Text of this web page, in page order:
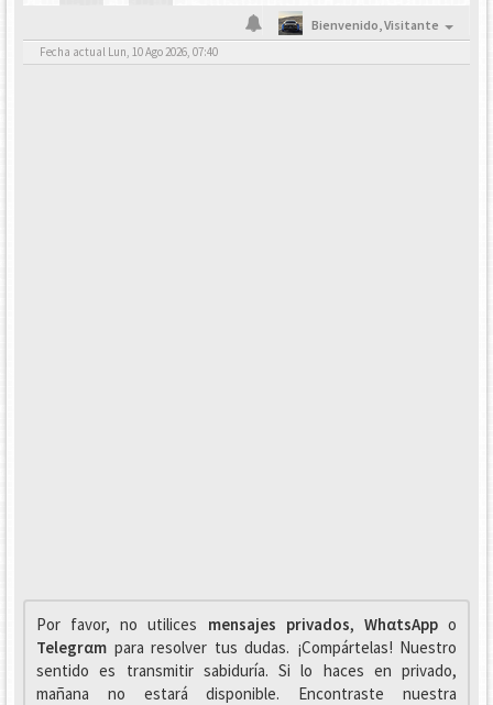
Bienvenido,Visitante
Fecha actual Lun, 10 Ago 2026, 07:40
Por favor, no utilices mensajes privados, WhαtsAppo
Telegrαm para resolver tus dudas. ¡Compártelas! Nuestro
sentido es transmitir sabiduría. Si lo haces en privado,
mañana no estará disponible. Encontraste nuestra